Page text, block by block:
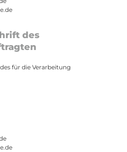
des
für die Verarbeitung